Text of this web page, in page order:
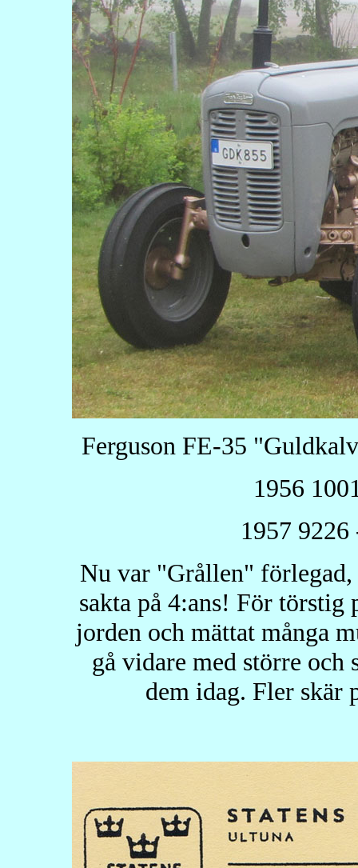
Ferguson FE-35
1956
1957
Nu var "Grållen"
sakta på 4:ans! För törstig
jorden och mättat många
gå vidare med större och
dem idag. Fler skär